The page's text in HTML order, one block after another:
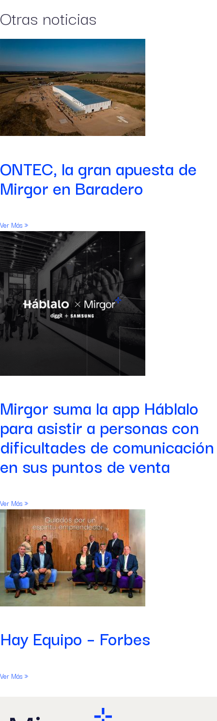
Otras noticias
ONTEC, la gran apuesta de
Mirgor en Baradero
Ver Más »
Mirgor suma la app Háblalo
para asistir a personas con
dificultades de comunicación
en sus puntos de venta
Ver Más »
Hay Equipo – Forbes
Ver Más »